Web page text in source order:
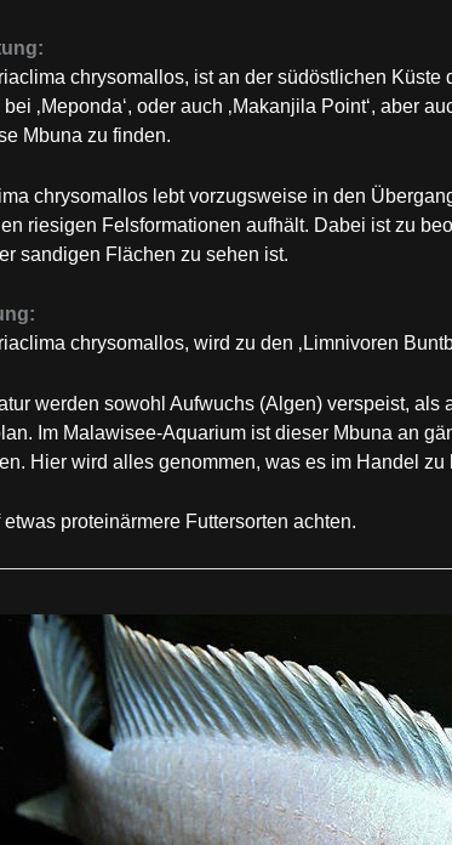
chrysomallos, ist an der südöstlichen Küste
‚Meponda‘, oder auch ‚Makanjila Point‘, aber
Mbuna zu finden.
chrysomallos lebt vorzugsweise in den
riesigen Felsformationen aufhält. Dabei ist zu
sandigen Flächen zu sehen ist.
chrysomallos, wird zu den ‚Limnivoren
werden sowohl Aufwuchs (Algen) verspeist, als
Im Malawisee-Aquarium ist dieser Mbuna an
Hier wird alles genommen, was es im Handel zu
etwas proteinärmere Futtersorten achten.